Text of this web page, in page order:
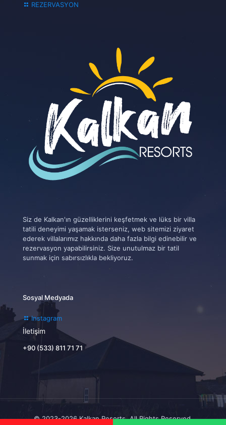
REZERVASYON
Siz de Kalkan'ın güzelliklerini keşfetmek ve lüks bir villa
tatili deneyimi yaşamak isterseniz, web sitemizi ziyaret
ederek villalarımız hakkında daha fazla bilgi edinebilir ve
rezervasyon yapabilirsiniz. Size unutulmaz bir tatil
sunmak için sabırsızlıkla bekliyoruz.
Sosyal Medyada
Instagram
İletişim
+90 (533) 811 71 71
© 2023-2026 Kalkan Resorts. All Rights Reserved.